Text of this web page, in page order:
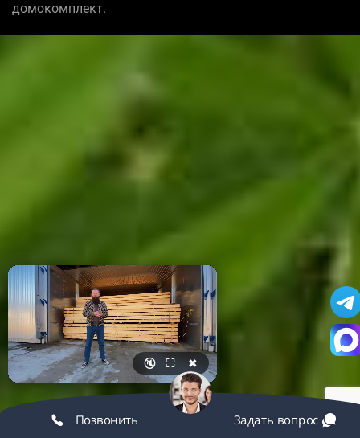
домокомплект.
🔇 ⛶ ✖
Позвонить Задать вопрос